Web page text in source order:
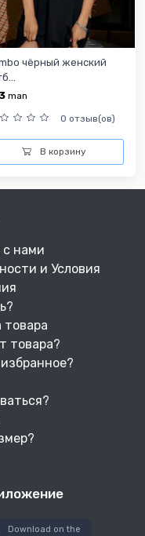
чёрный женский
man
0 отзыв(ов)
В корзину
с нами
и Условия
товара
товара?
Download on the